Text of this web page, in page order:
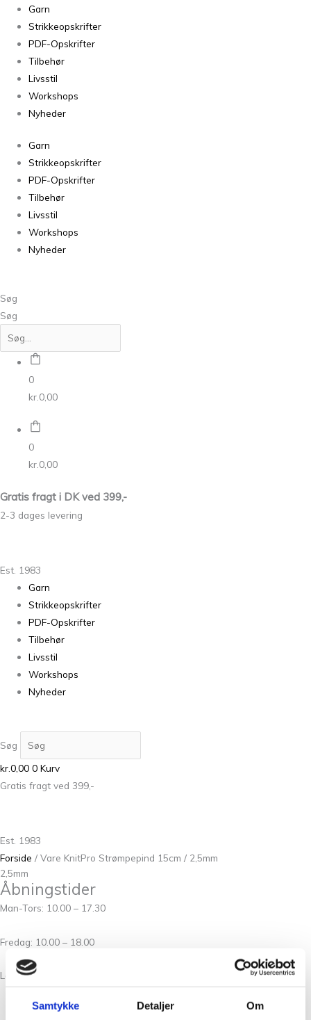
Samtykke Detaljer Om
Garn
Strikkeopskrifter
PDF-Opskrifter
Tilbehør
Livsstil
Workshops
Nyheder
Garn
Strikkeopskrifter
PDF-Opskrifter
Tilbehør
Livsstil
Workshops
Nyheder
Søg
Søg
0
kr. 0,00
0
kr. 0,00
Gratis fragt i DK ved 399,-
2-3 dages levering
Est. 1983
Garn
Strikkeopskrifter
PDF-Opskrifter
Tilbehør
Livsstil
Workshops
Nyheder
Søg
kr.0,00 0 Kurv
Gratis fragt ved 399,-
Est. 1983
Forside / Vare KnitPro Strømpepind 15cm / 2,5mm
2,5mm
Åbningstider
Man-Tors: 10.00 – 17.30
Fredag: 10.00 – 18.00
Lørdag: 10.00 – 15.00